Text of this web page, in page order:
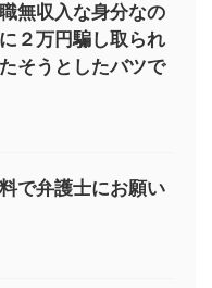
無収入な身分なの
２万円騙し取られ
そうとしたバツで
で弁護士にお願い